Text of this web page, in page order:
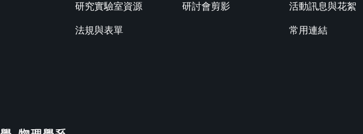
研究實驗室資源
法規與表單
研討會剪影 活動訊息與花絮
常用連結